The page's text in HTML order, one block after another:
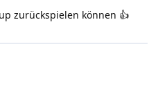
zurückspielen können 👍️